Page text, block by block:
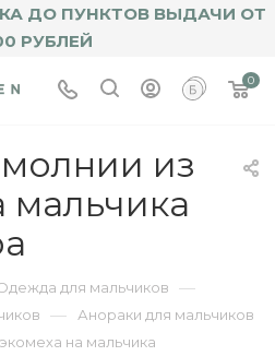
ДО ПУНКТОВ ВЫДАЧИ ОТ
РУБЛЕЙ
0
из
мальчика
для мальчиков —
— Анораки для мальчиков
на мальчика